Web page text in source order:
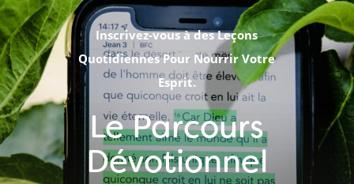
Inscrivez-vous à des Leçons
Quotidiennes Pour Nourrir Votre
Esprit.
Le Parcours
Dévotionnel